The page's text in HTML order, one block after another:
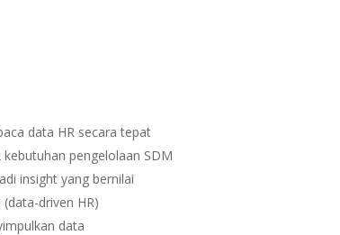
data HR secara tepat
pengelolaan SDM
insight yang bernilai
driven HR)
data